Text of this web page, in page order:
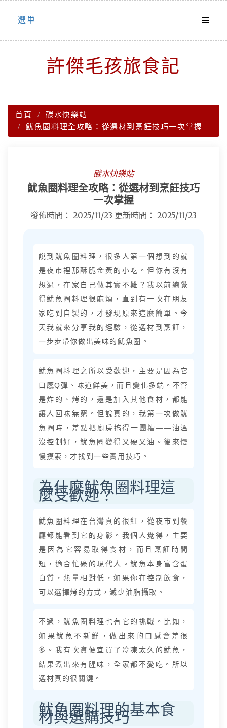
Skip
選単
許傑毛孩旅食記
首頁
碳水快樂站
魷魚圈料理全攻略：從選材到烹飪技巧一次掌握
碳水快樂站
魷魚圈料理全攻略：從選材到烹飪技巧
一次掌握
發佈時間： 2025/11/23 更新時間： 2025/11/23
說到魷魚圈料理，很多人第一個想到的就
是夜市裡那酥脆金黃的小吃。但你有沒有
想過，在家自己做其實不難？我以前總覺
得魷魚圈料理很麻煩，直到有一次在朋友
家吃到自製的，才發現原來這麼簡單。今
天我就來分享我的經驗，從選材到烹飪，
一步步帶你做出美味的魷魚圈。
魷魚圈料理之所以受歡迎，主要是因為它
口感Q彈、味道鮮美，而且變化多端。不管
是炸的、烤的，還是加入其他食材，都能
讓人回味無窮。但說真的，我第一次做魷
魚圈時，差點把廚房搞得一團糟——油溫
沒控制好，魷魚圈變得又硬又油。後來慢
慢摸索，才找到一些實用技巧。
為什麼魷魚圈料理這
麼受歡迎？
魷魚圈料理在台灣真的很紅，從夜市到餐
廳都能看到它的身影。我個人覺得，主要
是因為它容易取得食材，而且烹飪時間
短，適合忙碌的現代人。魷魚本身富含蛋
白質，熱量相對低，如果你在控制飲食，
可以選擇烤的方式，減少油脂攝取。
不過，魷魚圈料理也有它的挑戰。比如，
如果魷魚不新鮮，做出來的口感會差很
多。我有次貪便宜買了冷凍太久的魷魚，
結果煮出來有腥味，全家都不愛吃。所以
選材真的很關鍵。
魷魚圈料理的基本食
材與選購技巧